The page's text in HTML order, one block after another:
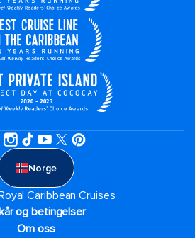
Norge
Caribbean Cruises
og betingelser
Om oss